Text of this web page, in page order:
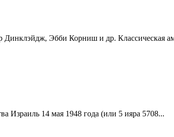
Эбби Корниш и др. Классическая
Израиль 14 мая 1948 года (или 5 ияра 5708...